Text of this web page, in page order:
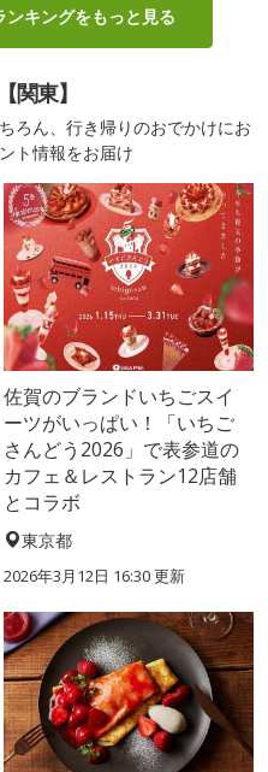
キングをもっと見る
関東】
ろん、行き帰りのおでかけにお
ト情報をお届け
佐賀のブランドいちごスイ
ーツがいっぱい！「いちご
さんどう2026」で表参道の
カフェ＆レストラン12店舗
とコラボ
東京都
2026年3月12日 16:30 更新